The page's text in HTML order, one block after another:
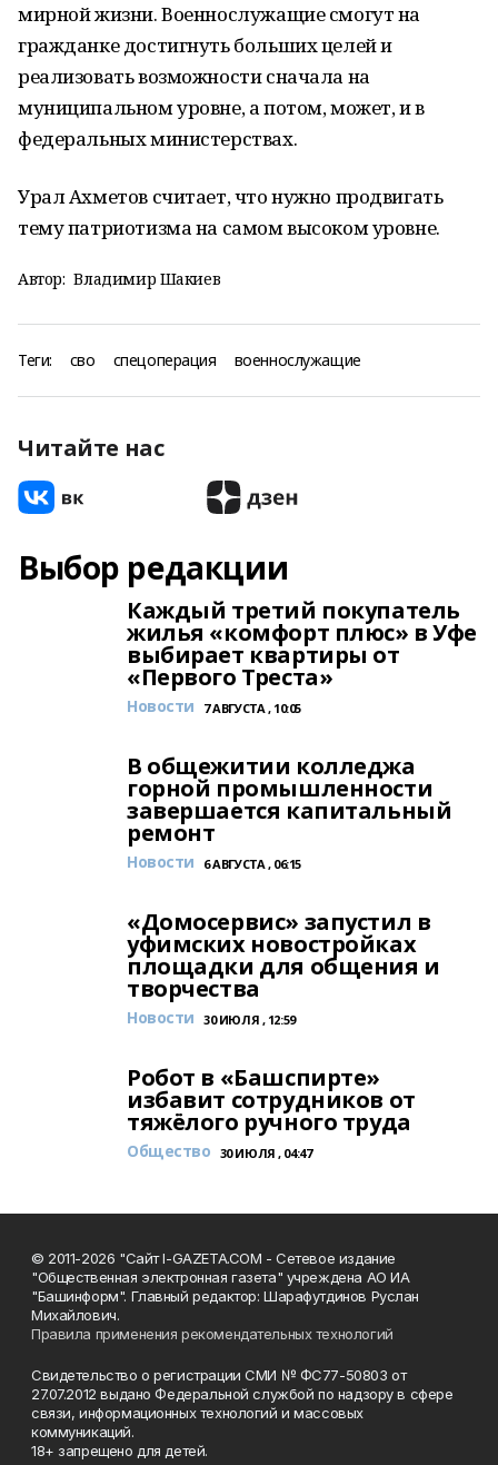
мирной жизни. Военнослужащие смогут на
гражданке достигнуть больших целей и
реализовать возможности сначала на
муниципальном уровне, а потом, может, и в
федеральных министерствах.
Урал Ахметов считает, что нужно продвигать
тему патриотизма на самом высоком уровне.
Автор: Владимир Шакиев
Теги: сво спецоперация военнослужащие
Читайте нас
Выбор редакции
Каждый третий покупатель
жилья «комфорт плюс» в Уфе
выбирает квартиры от
«Первого Треста»
Новости 7 АВГУСТА , 10:05
В общежитии колледжа
горной промышленности
завершается капитальный
ремонт
Новости 6 АВГУСТА , 06:15
«Домосервис» запустил в
уфимских новостройках
площадки для общения и
творчества
Новости 30 ИЮЛЯ , 12:59
Робот в «Башспирте»
избавит сотрудников от
тяжёлого ручного труда
Общество 30 ИЮЛЯ , 04:47
© 2011-2026 "Сайт I-GAZETA.COM - Сетевое издание
"Общественная электронная газета" учреждена АО ИА
"Башинформ". Главный редактор: Шарафутдинов Руслан
Михайлович.
Правила применения рекомендательных технологий
Свидетельство о регистрации СМИ № ФС77-50803 от
27.07.2012 выдано Федеральной службой по надзору в сфере
связи, информационных технологий и массовых
коммуникаций.
18+ запрещено для детей.